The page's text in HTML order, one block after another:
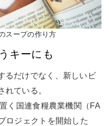
スープの作り方
キーにも
るだけでなく、新しいビ
れている。
く国連食糧農業機関（FA
ロジェクトを開始した